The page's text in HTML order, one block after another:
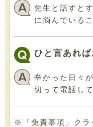
先生と話すと
に悩んでいる
ひと言あれば
辛かった日々
切って電話し
※「免責事項」クラ